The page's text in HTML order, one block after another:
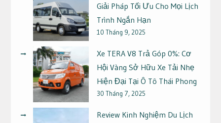
Giải Pháp Tối Ưu Cho Mọi Lịch
Trình Ngắn Hạn
10 Tháng 9, 2025
Xe TERA V8 Trả Góp 0%: Cơ
Hội Vàng Sở Hữu Xe Tải Nhẹ
Hiện Đại Tại Ô Tô Thái Phong
30 Tháng 7, 2025
Review Kinh Nghiệm Du Lịch